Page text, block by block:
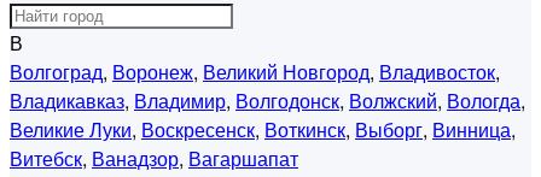
В
Волгоград, Воронеж, Великий Новгород, Владивосток,
Владикавказ, Владимир, Волгодонск, Волжский, Вологда,
Великие Луки, Воскресенск, Воткинск, Выборг, Винница,
Витебск, Ванадзор, Вагаршапат